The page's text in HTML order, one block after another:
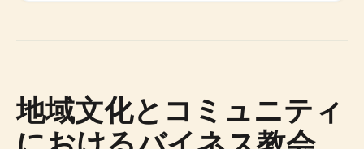
地域文化とコミュニティ